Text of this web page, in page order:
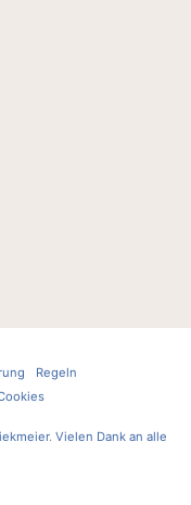
Regeln
. Vielen Dank an alle